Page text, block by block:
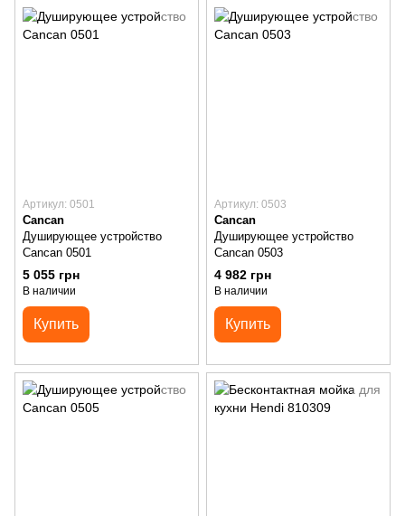
Артикул: 0501
Cancan
Душирующее устройство
Cancan 0501
5 055 грн
В наличии
Купить
Артикул: 0503
Cancan
Душирующее устройство
Cancan 0503
4 982 грн
В наличии
Купить